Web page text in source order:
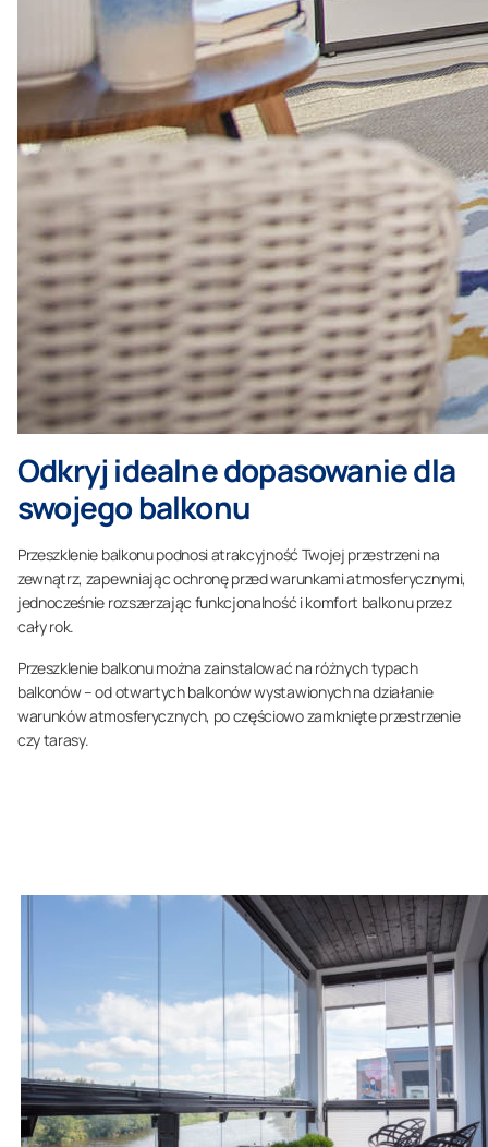
Odkryj idealne dopasowanie dla
swojego balkonu
Przeszklenie balkonu podnosi atrakcyjność Twojej przestrzeni na
zewnątrz, zapewniając ochronę przed warunkami atmosferycznymi,
jednocześnie rozszerzając funkcjonalność i komfort balkonu przez
cały rok.
Przeszklenie balkonu można zainstalować na różnych typach
balkonów – od otwartych balkonów wystawionych na działanie
warunków atmosferycznych, po częściowo zamknięte przestrzenie
czy tarasy.